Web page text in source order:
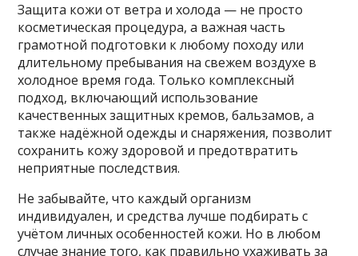
Защита кожи от ветра и холода — не просто
косметическая процедура, а важная часть
грамотной подготовки к любому походу или
длительному пребывания на свежем воздухе в
холодное время года. Только комплексный
подход, включающий использование
качественных защитных кремов, бальзамов, а
также надёжной одежды и снаряжения, позволит
сохранить кожу здоровой и предотвратить
неприятные последствия.
Не забывайте, что каждый организм
индивидуален, и средства лучше подбирать с
учётом личных особенностей кожи. Но в любом
случае знание того, как правильно ухаживать за